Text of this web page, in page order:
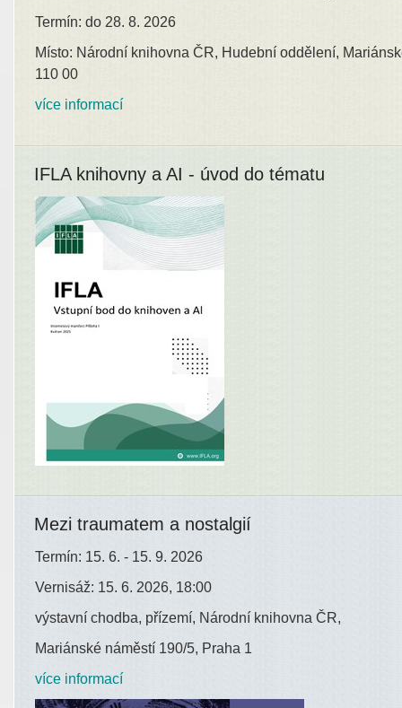
Termín: do 28. 8. 2026
Místo: Národní knihovna ČR, Hudební oddělení,
110 00
více informací
IFLA knihovny a AI - úvod do tématu
Mezi traumatem a nostalgií
Termín: 15. 6. - 15. 9. 2026
Vernisáž: 15. 6. 2026, 18:00
výstavní chodba, přízemí, Národní knihovna ČR,
Mariánské náměstí 190/5, Praha 1
více informací